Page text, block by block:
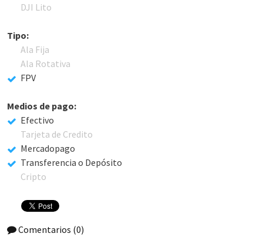
DJI Lito
Tipo:
Ala Fija
Ala Rotativa
FPV
Medios de pago:
Efectivo
Tarjeta de Credito
Mercadopago
Transferencia o Depósito
Cripto
Comentarios (0)